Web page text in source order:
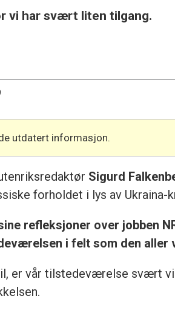
vi har svært liten tilgang.
utdatert informasjon.
Sigurd
forholdet i lys av Ukraina-
refleksjoner over jobben
i felt som den
er vår tilstedeværelse svært